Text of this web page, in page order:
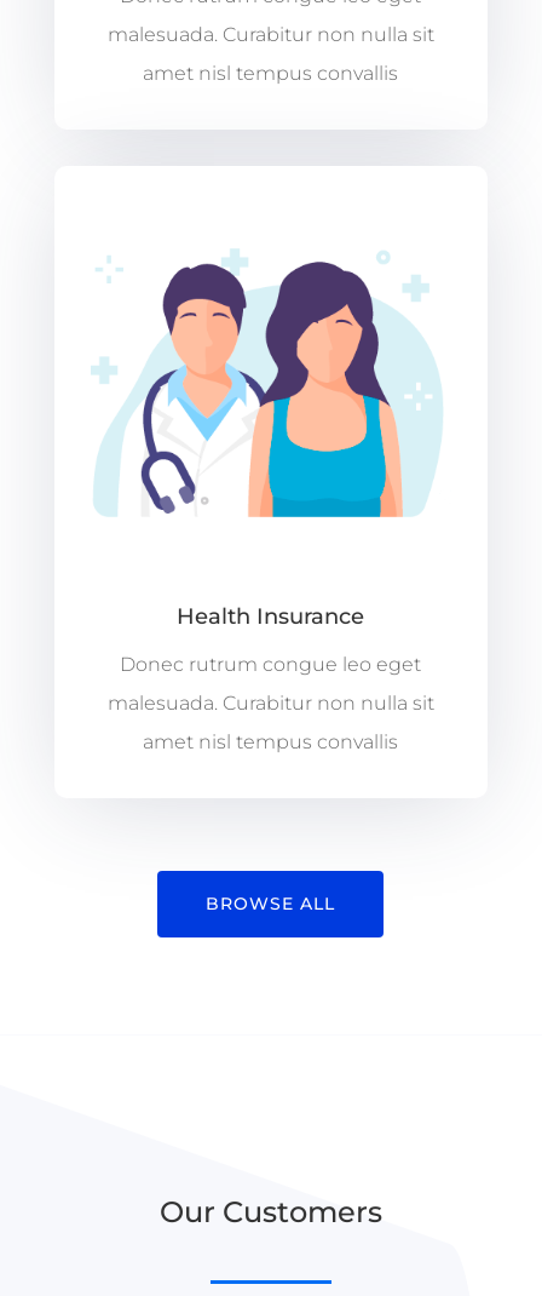
malesuada. Curabitur non nulla sit
amet nisl tempus convallis
Health Insurance
Donec rutrum congue leo eget
malesuada. Curabitur non nulla sit
amet nisl tempus convallis
BROWSE ALL
Our Customers